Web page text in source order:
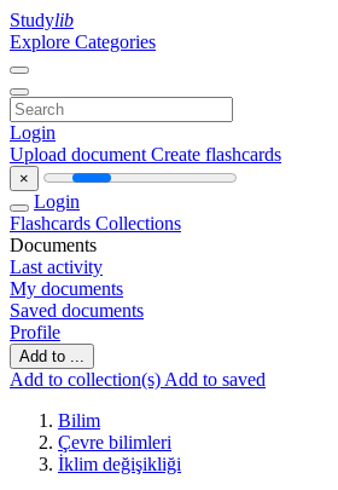
Studylib
Explore Categories
Login
Upload document Create flashcards
×
Login
Flashcards Collections
Documents
Last activity
My documents
Saved documents
Profile
Add to ...
Add to collection(s) Add to saved
Bilim
Çevre bilimleri
İklim değişikliği